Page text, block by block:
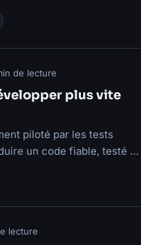
de lecture
plus vite
piloté par les tests
un code fiable, testé et
lecture